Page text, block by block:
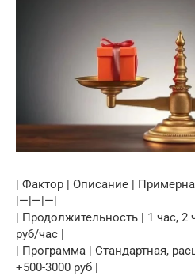
| Фактор | Описание |
|—|—|—|
| Продолжительность | 1 час, 2
руб/час |
| Программа | Стандартная,
+500-3000 руб |